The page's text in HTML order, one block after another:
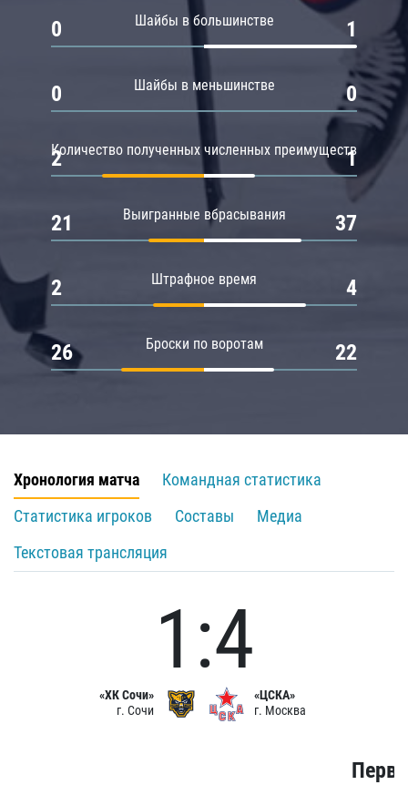
Шайбы в большинстве
0 1
Шайбы в меньшинстве
0 0
Количество полученных численных преимуществ
2 1
Выигранные вбрасывания
21 37
Штрафное время
2 4
Броски по воротам
26 22
Хронология матча
Командная статистика
Статистика игроков
Составы
Медиа
Текстовая трансляция
«ХК Сочи»
г. Сочи
1:4
«ЦСКА»
г. Москва